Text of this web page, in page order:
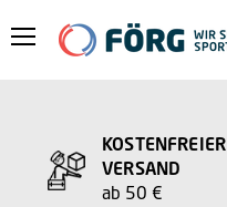
Menü
KOSTENFREIER
VERSAND
ab 50 €